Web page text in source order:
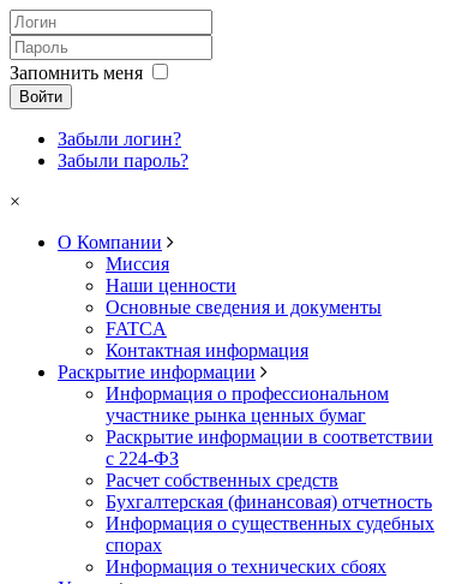
Запомнить меня
Войти
Забыли логин?
Забыли пароль?
×
О Компании
Миссия
Наши ценности
Основные сведения и документы
FATCA
Контактная информация
Раскрытие информации
Информация о профессиональном
участнике рынка ценных бумаг
Раскрытие информации в соответствии
с 224-ФЗ
Расчет собственных средств
Бухгалтерская (финансовая) отчетность
Информация о существенных судебных
спорах
Информация о технических сбоях